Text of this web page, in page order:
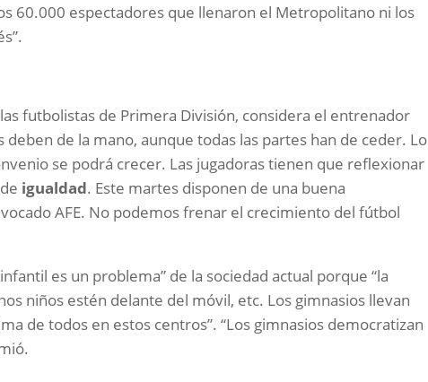
60.000 espectadores que llenaron el Metropolitano ni los
futbolistas de Primera División, considera el entrenador
de la mano, aunque todas las partes han de ceder. Lo
se podrá crecer. Las jugadoras tienen que reflexionar
igualdad. Este martes disponen de una buena
AFE. No podemos frenar el crecimiento del fútbol
es un problema” de la sociedad actual porque “la
niños estén delante del móvil, etc. Los gimnasios llevan
de todos en estos centros”. “Los gimnasios democratizan